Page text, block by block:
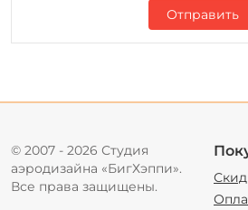
Отправить
© 2007 - 2026 Студия
аэродизайна «БигХэппи».
Все права защищены.